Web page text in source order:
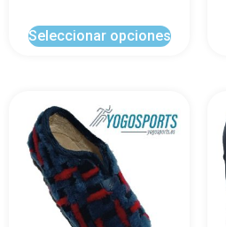
Seleccionar opciones